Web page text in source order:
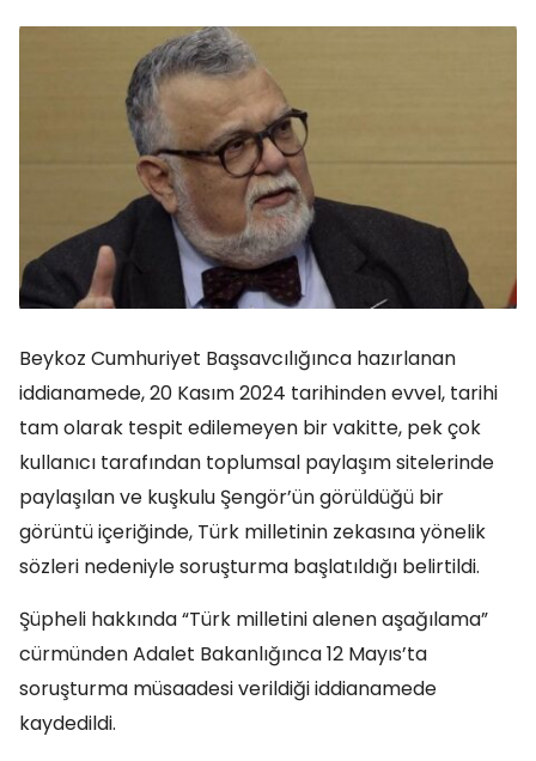
Beykoz Cumhuriyet Başsavcılığınca hazırlanan
iddianamede, 20 Kasım 2024 tarihinden evvel, tarihi
tam olarak tespit edilemeyen bir vakitte, pek çok
kullanıcı tarafından toplumsal paylaşım sitelerinde
paylaşılan ve kuşkulu Şengör’ün görüldüğü bir
görüntü içeriğinde, Türk milletinin zekasına yönelik
sözleri nedeniyle soruşturma başlatıldığı belirtildi.
Şüpheli hakkında “Türk milletini alenen aşağılama”
cürmünden Adalet Bakanlığınca 12 Mayıs’ta
soruşturma müsaadesi verildiği iddianamede
kaydedildi.